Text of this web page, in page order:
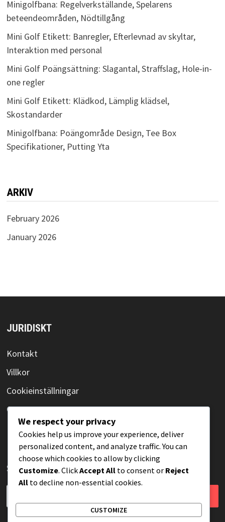
Minigolfbana: Regelverkställande, Spelarens
beteendeområden, Nödtillgång
Mini Golf Etikett: Banregler, Efterlevnad av skyltar,
Interaktion med personal
Mini Golf Poängsättning: Slagantal, Straffslag, Hole-in-
one regler
Mini Golf Etikett: Klädkod, Lämplig klädsel,
Skostandarder
Minigolfbana: Poängområde Design, Tee Box
Specifikationer, Putting Yta
ARKIV
February 2026
January 2026
JURIDISKT
Kontakt
Villkor
Cookieinställningar
Om
Din integritet
SÖK
for:
We respect your privacy
Cookies help us improve your experience, deliver
personalized content, and analyze traffic. You can
choose which cookies to allow by clicking
Customize. ClickAccept All to consent or Reject
All to decline non-essential cookies.
CUSTOMIZE